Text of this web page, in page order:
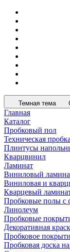
Темная тема
Главная
Каталог
Пробковый пол
Техническая
Плинтусы
Кварцвинил
Ламинат
Виниловый
Виниловая и
Кварцевый
Пробковые полы с
Линолеум
Пробковые
Декоративная
Пробковое
Пробковая доска